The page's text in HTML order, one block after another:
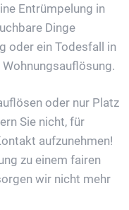
Entrümpelung in
Dinge
oder ein Todesfall in
oder nur Platz
Sie nicht, für
aufzunehmen!
zu einem fairen
wir nicht mehr